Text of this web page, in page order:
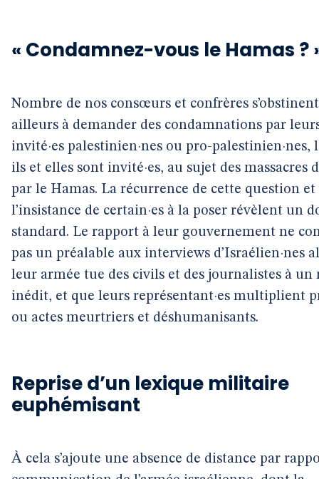
« Condamnez-vous le Hamas ?
Nombre de nos consœurs et confrères
ailleurs à demander des condamnations par
invité·es palestinien·nes ou pro-palestinien·nes,
ils et elles sont invité·es, au sujet des massacres
par le Hamas. La récurrence de cette question et
l’insistance de certain·es à la poser révèlent un
standard. Le rapport à leur gouvernement ne
pas un préalable aux interviews d’Israélien·nes
leur armée tue des civils et des journalistes à un
inédit, et que leurs représentant·es multiplient
ou actes meurtriers et déshumanisants.
Reprise d’un lexique militaire
euphémisant
À cela s’ajoute une absence de distance par